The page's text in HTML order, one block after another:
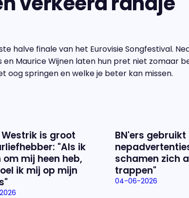
halve finale van het Eurovisie Songfestival.
en Maurice Wijnen laten hun pret niet zomaar
oog springen en welke je beter kan missen.
is groot
"Als ik
om mij heen heb,
ik mij op mijn
BN'ers gebruikt
schamen zich
trappen"
04-06-2026